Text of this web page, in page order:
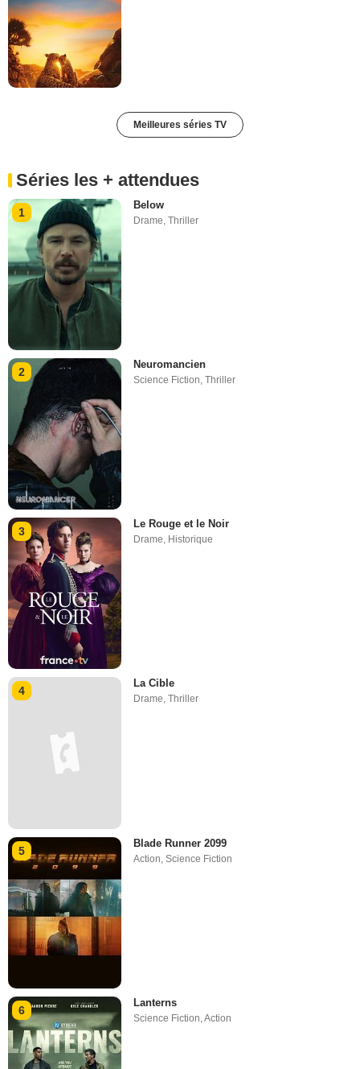
Meilleures séries TV
Séries les + attendues
1
Below
Drame ,Thriller
2
Neuromancien
Science Fiction,Thriller
3
Le Rouge et le Noir
Drame, Historique
4
La Cible
Drame,Thriller
5
Blade Runner 2099
Action ,Science Fiction
6
Lanterns
Science Fiction,Action